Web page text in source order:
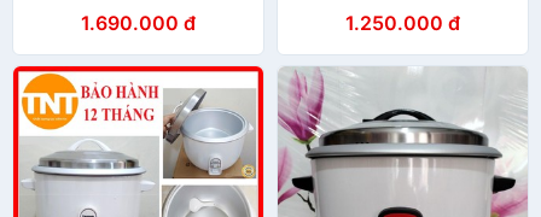
1.690.000 đ 1.250.000 đ